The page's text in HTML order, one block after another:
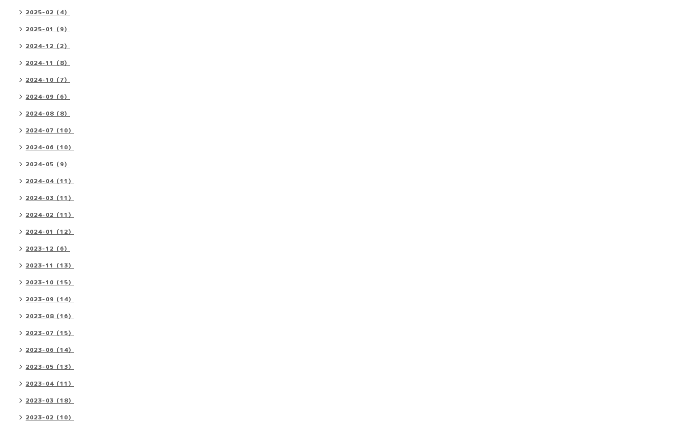
2025-02（4）
2025-01（9）
2024-12（2）
2024-11（8）
2024-10（7）
2024-09（6）
2024-08（8）
2024-07（10）
2024-06（10）
2024-05（9）
2024-04（11）
2024-03（11）
2024-02（11）
2024-01（12）
2023-12（6）
2023-11（13）
2023-10（15）
2023-09（14）
2023-08（16）
2023-07（15）
2023-06（14）
2023-05（13）
2023-04（11）
2023-03（18）
2023-02（10）